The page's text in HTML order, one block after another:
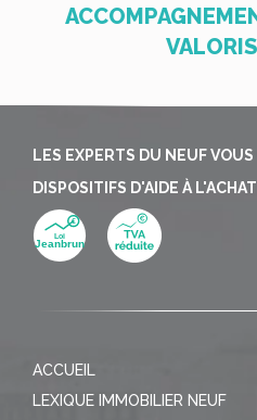
LES EXPERTS DU NEUF
DISPOSITIFS D'AIDE À
ACCUEIL
LEXIQUE IMMOBILIER NEUF